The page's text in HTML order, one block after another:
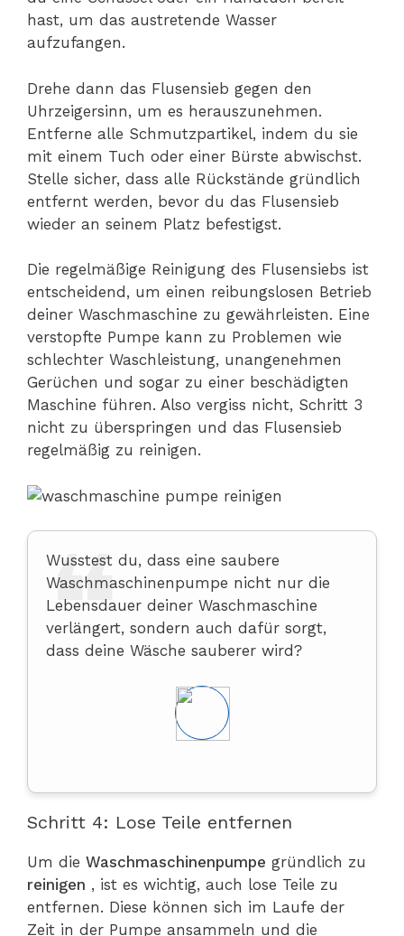
hast, um das austretende Wasser
aufzufangen.
Drehe dann das Flusensieb gegen den
Uhrzeigersinn, um es herauszunehmen.
Entferne alle Schmutzpartikel, indem du sie
mit einem Tuch oder einer Bürste abwischst.
Stelle sicher, dass alle Rückstände gründlich
entfernt werden, bevor du das Flusensieb
wieder an seinem Platz befestigst.
Die regelmäßige Reinigung des Flusensiebs ist
entscheidend, um einen reibungslosen Betrieb
deiner Waschmaschine zu gewährleisten. Eine
verstopfte Pumpe kann zu Problemen wie
schlechter Waschleistung, unangenehmen
Gerüchen und sogar zu einer beschädigten
Maschine führen. Also vergiss nicht, Schritt 3
nicht zu überspringen und das Flusensieb
regelmäßig zu reinigen.
Wusstest du, dass eine saubere
Waschmaschinenpumpe nicht nur die
Lebensdauer deiner Waschmaschine
verlängert, sondern auch dafür sorgt,
dass deine Wäsche sauberer wird?
Schritt 4: Lose Teile entfernen
Um die Waschmaschinenpumpe gründlich zu
reinigen , ist es wichtig, auch lose Teile zu
entfernen. Diese können sich im Laufe der
Zeit in der Pumpe ansammeln und die